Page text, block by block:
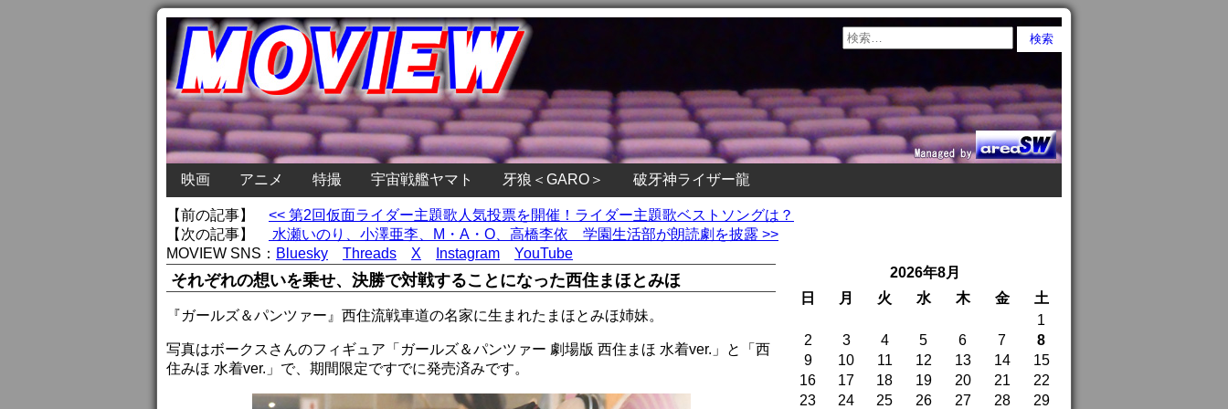
映画 アニメ 特撮 宇宙戦艦ヤマト 牙狼＜GARO＞ 破牙神ライザー龍
【前の記事】 << 第2回仮面ライダー主題歌人気投票を開催！ライダー主題歌ベストソングは？
【次の記事】
水瀬いのり、小澤亜李、M・A・O、高橋李依 学園生活部が朗読劇を披露 >>
MOVIEW SNS： Bluesky Threads X Instagram YouTube
それぞれの想いを乗せ、決勝で対戦することになった西住まほとみほ
『ガールズ＆パンツァー』西住流戦車道の名家に生まれたまほとみほ姉妹。
写真はボークスさんのフィギュア「ガールズ＆パンツァー 劇場版 西住まほ 水着ver.」と「西
住みほ 水着ver.」で、期間限定ですでに発売済みです。
2026年8月
日
月 火 水 木 金
土
1
2
3 4 5 6 7
8
9
10 11 12 13 14
15
16
17 18 19 20 21
22
23
24 25 26 27 28 29